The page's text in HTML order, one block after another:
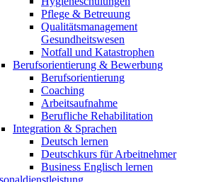
Pflege & Betreuung
Qualitätsmanagement
Gesundheitswesen
Notfall und Katastrophen
Berufsorientierung & Bewerbung
Berufsorientierung
Coaching
Arbeitsaufnahme
Berufliche Rehabilitation
Integration & Sprachen
Deutsch lernen
Deutschkurs für Arbeitnehmer
Business Englisch lernen